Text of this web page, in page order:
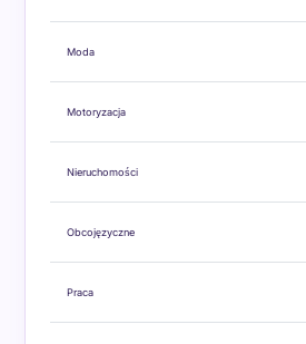
Moda
Motoryzacja
Nieruchomości
Obcojęzyczne
Praca